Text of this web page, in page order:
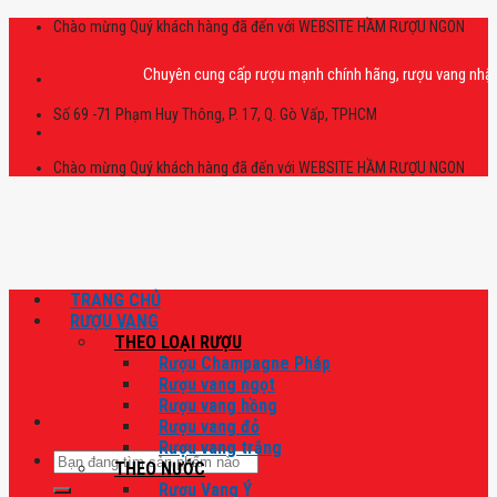
Skip
Chào mừng Quý khách hàng đã đến với WEBSITE HẦM RƯỢU NGON
Chuyên cung cấp rượu mạnh chính hãng, rượu vang nhập
Số 69 -71 Phạm Huy Thông, P. 17, Q. Gò Vấp, TPHCM
Chào mừng Quý khách hàng đã đến với WEBSITE HẦM RƯỢU NGON
Tìm
kiếm:
TRANG CHỦ
RƯỢU VANG
THEO LOẠI RƯỢU
Rượu Champagne Pháp
Rượu vang ngọt
Rượu vang hồng
Rượu vang đỏ
Rượu vang trắng
THEO NƯỚC
Rượu Vang Ý